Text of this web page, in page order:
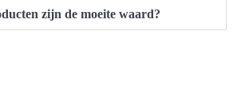
zijn de moeite waard?